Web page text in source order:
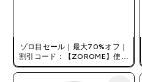
ゾロ目セール｜最大70%オフ｜
割引コード：【ZOROME】使用
で追加10%オフ！